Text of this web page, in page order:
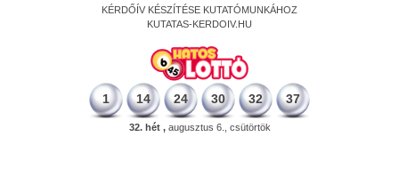
KÉRDŐÍV KÉSZÍTÉSE KUTATÓMUNKÁHOZ
KUTATAS-KERDOIV.HU
1 14 24 30 32 37
32. hét ,augusztus 6., csütörtök